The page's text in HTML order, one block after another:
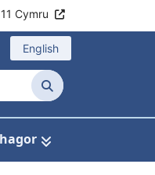
Cymru
English
Chwilio